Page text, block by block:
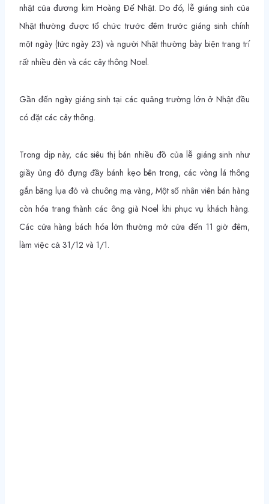
nhật của đương kim Hoàng Đế Nhật. Do đó, lễ giáng sinh của
Nhật thường được tổ chức trước đêm trước giáng sinh chính
một ngày (tức ngày 23) và người Nhật thường bày biện trang trí
rất nhiều đèn và các cây thông Noel.
Gần đến ngày giáng sinh tại các quảng trường lớn ở Nhật đều
có đặt các cây thông.
Trong dịp này, các siêu thị bán nhiều đồ của lễ giáng sinh như
giầy ủng đỏ đựng đầy bánh kẹo bên trong, các vòng lá thông
gắn băng lụa đỏ và chuông mạ vàng, Một số nhân viên bán hàng
còn hóa trang thành các ông già Noel khi phục vụ khách hàng.
Các cửa hàng bách hóa lớn thường mở cửa đến 11 giờ đêm,
làm việc cả 31/12 và 1/1.